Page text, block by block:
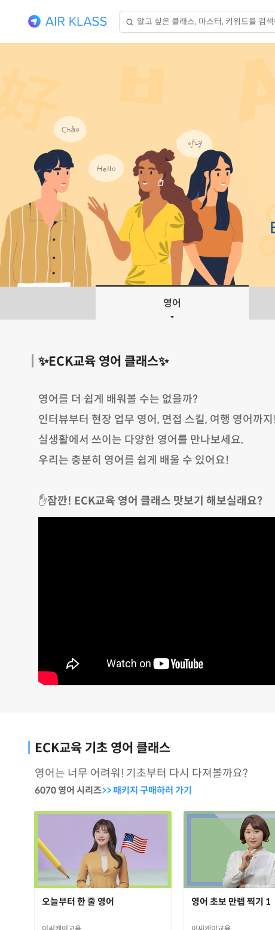
영어
✨ECK교육 영어 클래스✨
영어를 더 쉽게 배워볼 수는 없을까?
인터뷰부터 현장 업무 영어, 면접 스킬, 여행 영어까지!
실생활에서 쓰이는 다양한 영어를 만나보세요.
우리는 충분히 영어를 쉽게 배울 수 있어요!
✋잠깐! ECK교육 영어 클래스 맛보기 해보실래요?
ECK교육 기초 영어 클래스
영어는 너무 어려워! 기초부터 다시 다져볼까요?
6070 영어 시리즈>> 패키지 구매하러 가기
오늘부터 한 줄 영어 영어 초보 만렙 찍기 1